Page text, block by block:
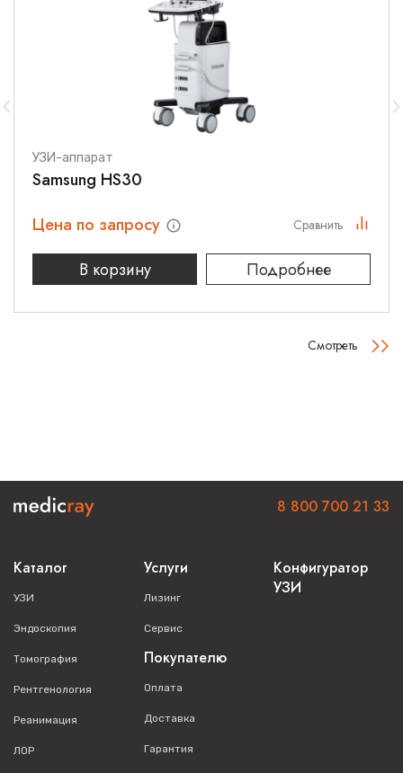
УЗИ-аппарат
Samsung HS30
Цена по запросу
В корзину
Подробнее
Сравнить
Смотреть
Каталог
УЗИ
Эндоскопия
Томография
Рентгенология
Реанимация
ЛОР
Услуги
Лизинг
Сервис
Покупателю
Оплата
Доставка
Гарантия
Конфигуратор
УЗИ
8 800 700 21 33